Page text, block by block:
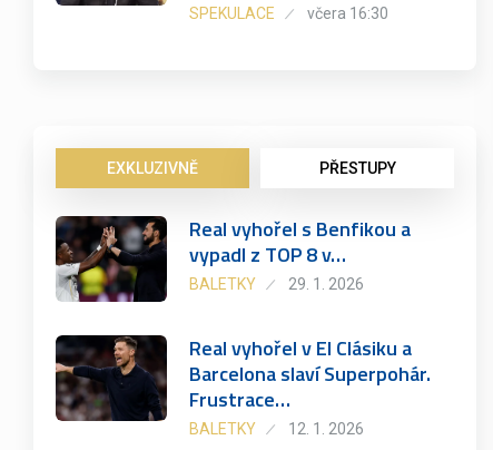
SPEKULACE včera 16:30
EXKLUZIVNĚ PŘESTUPY
Real vyhořel s Benfikou a
vypadl z TOP 8 v…
BALETKY 29. 1. 2026
Real vyhořel v El Clásiku a
Barcelona slaví Superpohár.
Frustrace…
BALETKY 12. 1. 2026